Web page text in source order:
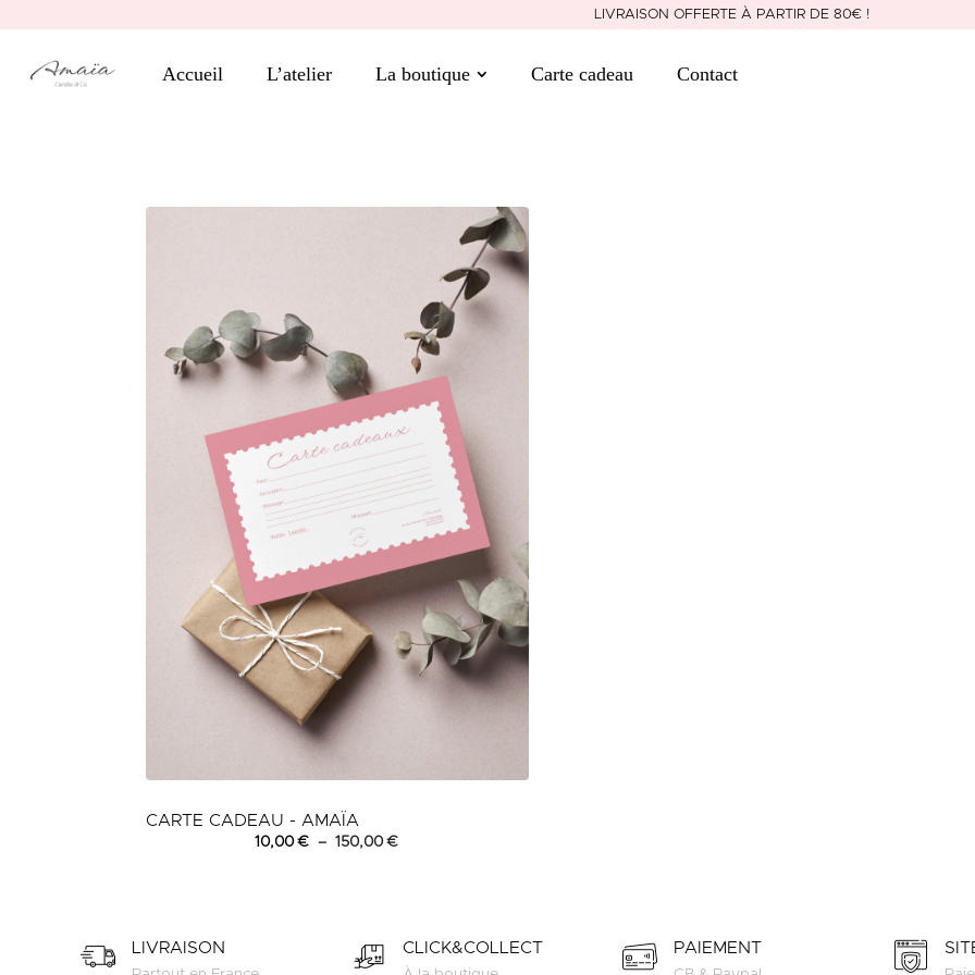
LIVRAISON OFFERTE À PARTIR DE 80€ !
Accueil L’atelier La boutique Carte cadeau Contact
CARTE CADEAU - AMAÏA
10,00€ – 150,00€Plage
LIVRAISON CLICK&COLLECT PAIEMENT